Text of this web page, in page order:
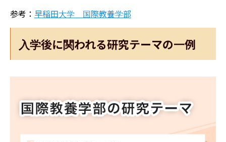
参考： 早稲田大学 国際教養学部
入学後に関われる研究テーマの一例